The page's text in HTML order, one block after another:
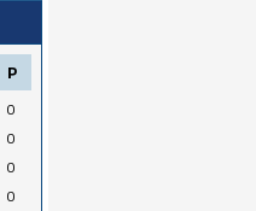
P
0
0
0
0